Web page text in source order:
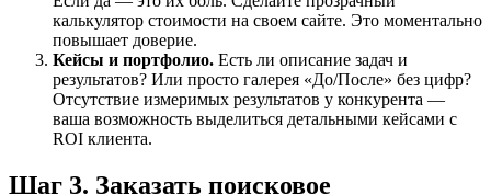
калькулятор стоимости на своем сайте. Это моментально
повышает доверие.
Кейсы и портфолио. Есть ли описание задач и
результатов? Или просто галерея «До/После» без цифр?
Отсутствие измеримых результатов у конкурента —
ваша возможность выделиться детальными кейсами с
ROI клиента.
Шаг 3. Заказать поисковое